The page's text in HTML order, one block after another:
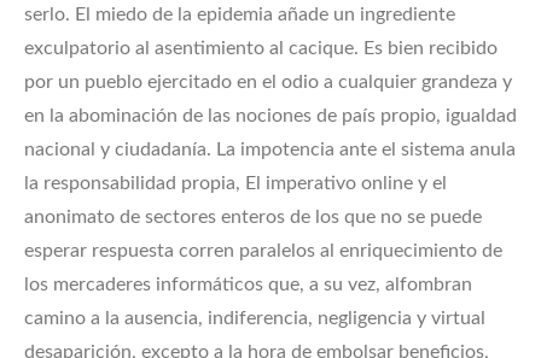
serlo. El miedo de la epidemia añade un ingrediente
exculpatorio al asentimiento al cacique. Es bien recibido
por un pueblo ejercitado en el odio a cualquier grandeza y
en la abominación de las nociones de país propio, igualdad
nacional y ciudadanía. La impotencia ante el sistema anula
la responsabilidad propia, El imperativo online y el
anonimato de sectores enteros de los que no se puede
esperar respuesta corren paralelos al enriquecimiento de
los mercaderes informáticos que, a su vez, alfombran
camino a la ausencia, indiferencia, negligencia y virtual
desaparición, excepto a la hora de embolsar beneficios,